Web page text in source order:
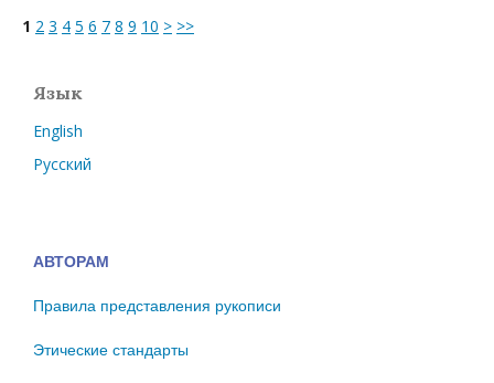
1 2 3 4 5 6 7 8 9 10 > >>
Язык
English
Русский
АВТОРАМ
Правила представления рукописи
Этические стандарты